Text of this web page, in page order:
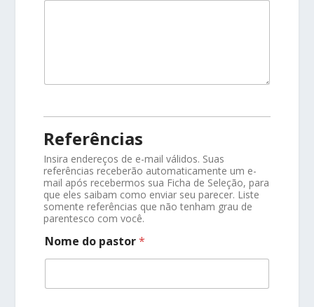
Referências
Insira endereços de e-mail válidos. Suas
referências receberão automaticamente um e-
mail após recebermos sua Ficha de Seleção, para
que eles saibam como enviar seu parecer. Liste
somente referências que não tenham grau de
parentesco com você.
Nome do pastor*